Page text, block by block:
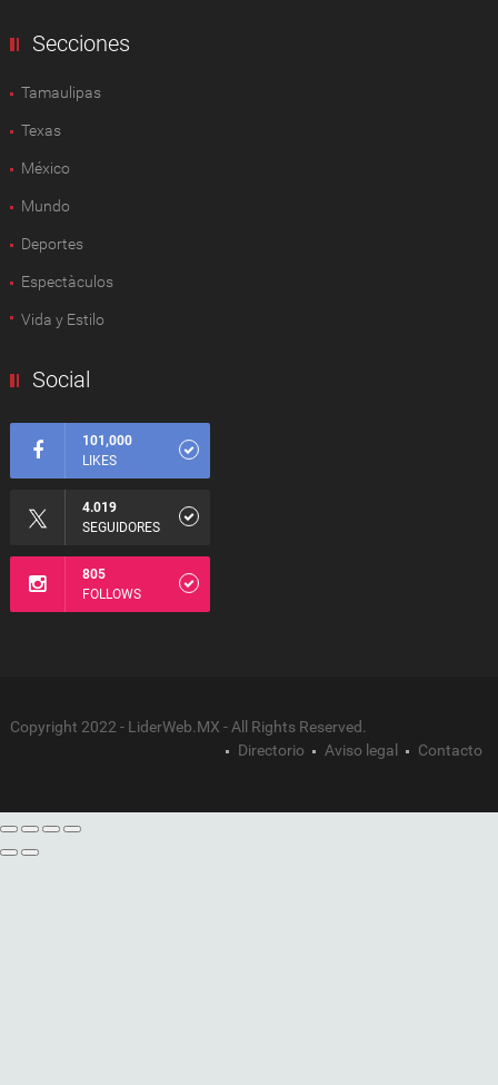
Secciones
Tamaulipas
Texas
México
Mundo
Deportes
Espectàculos
Vida y Estilo
Social
101,000
LIKES
4.019
SEGUIDORES
805
FOLLOWS
Copyright 2022 - LiderWeb.MX - All Rights Reserved.
Directorio
Aviso legal Contacto